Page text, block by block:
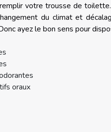
votre trousse de
du climat et
ayez le bon sens pour
oraux